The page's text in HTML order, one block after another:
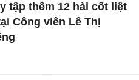
tập thêm 12 hài cốt liệt
Công viên Lê Thị